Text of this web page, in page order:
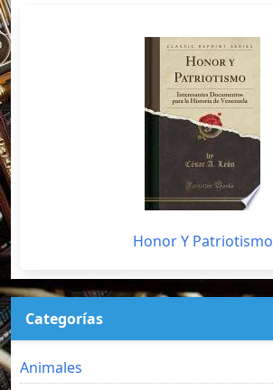
Honor Y Patriotismo
Categorías
Animales